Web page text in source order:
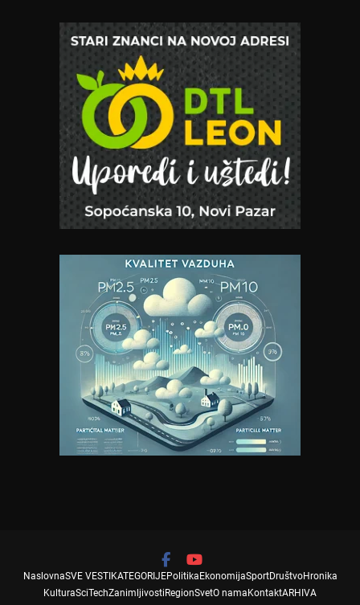
NaslovnaSVE VESTI KATEGORIJEPolitika EkonomijaSportDruštvoHronika
KulturaSciTechZanimljivosti RegionSvetO nama KontaktARHIVA